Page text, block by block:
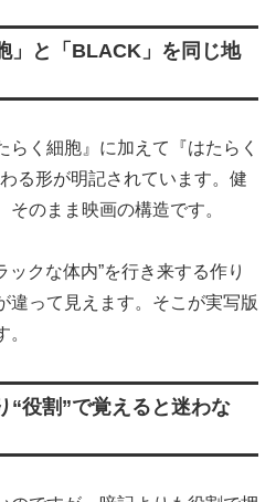
」と「BLACK」を同じ地
らく細胞』に加えて『はたらく
る形が明記されています。健
のまま映画の構造です。
ックな体内”を行き来する作り
違って見えます。そこが実写版
“役割”で覚えると迷わな